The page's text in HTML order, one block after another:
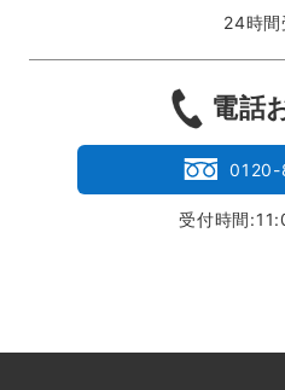
24時間
電話
受付時間